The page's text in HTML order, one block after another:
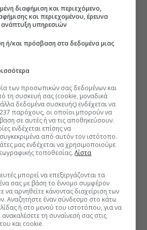
διαφήμιση και περιεχόμενο,
και περιεχομένου, έρευνα
ανάπτυξη υπηρεσιών
ή/και πρόσβαση στα δεδομένα μιας
των προσωπικών σας δεδομένων και
τη συσκευή σας (cookie, μοναδικά
δεδομένα συσκευής) ενδέχεται να
παρόχους, οι οποίοι μπορούν να
σε αυτές ή να τις αποθηκεύσουν.
ενδέχεται επίσης να
από αυτόν τον ιστότοπο.
μας ενδέχεται να χρησιμοποιούμε
τοποθεσίας.Λίστα
μπορεί να επεξεργάζονται τα
σας με βάση το έννομο συμφέρον
να αρνηθείτε κάνοντας διαχείριση των
Αναζητήστε έναν σύνδεσμο στο κάτω
ή στο μενού του ιστοτόπου, για να
ανακαλέσετε τη συναίνεσή σας στις
και cookie.